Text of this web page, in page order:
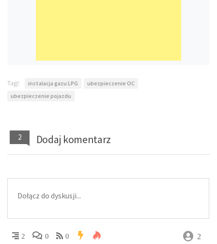
Tagi: instalacja gazu LPG
ubezpieczenie OC
ubezpieczenie pojazdu
2 Dodaj komentarz
2 0 0 2